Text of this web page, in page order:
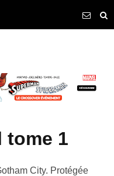
tome 1
City. Protégée